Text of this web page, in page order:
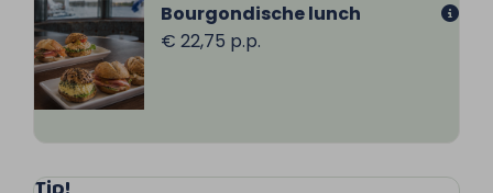
Bourgondische lunch
€ 22,75 p.p.